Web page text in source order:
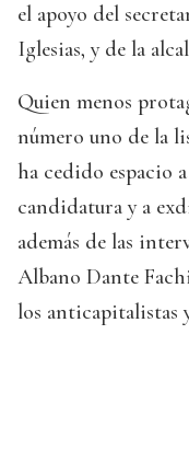
el apoyo del
Iglesias, y de la
Quien menos
número uno de la
ha cedido espacio
candidatura y a
además de las
Albano Dante
los anticapitalistas